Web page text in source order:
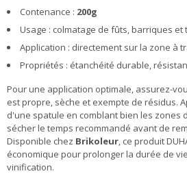
Contenance : 200g
Usage : colmatage de fûts, barriques
Application : directement sur la zone à
Propriétés : étanchéité durable,
Pour une application optimale, assurez-
est propre, sèche et exempte de résidus.
d'une spatule en comblant bien les zones
sécher le temps recommandé avant de
Disponible chez Brikoleur, ce produit
économique pour prolonger la durée de
vinification.